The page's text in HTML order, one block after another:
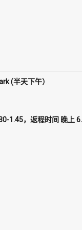
(半天下午）
1.45，返程时间 晚上